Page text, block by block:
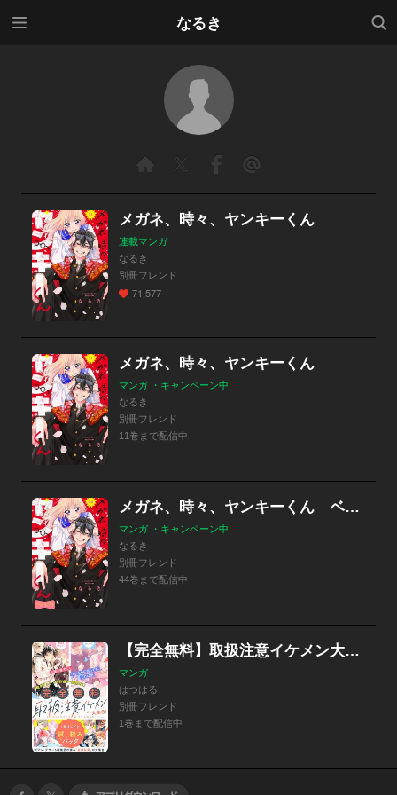
なるき
検索
メガネ、時々、ヤンキーくん
連載マンガ
なるき
別冊フレンド
71,577
メガネ、時々、ヤンキーくん
マンガ ・キャンペーン中
なるき
別冊フレンド
11巻まで配信中
メガネ、時々、ヤンキーくん ベツフレプチ
マンガ ・キャンペーン中
なるき
別冊フレンド
44巻まで配信中
【完全無料】取扱注意イケメン大集合！ １話まるごと試し読みパック
マンガ
はつはる
別冊フレンド
1巻まで配信中